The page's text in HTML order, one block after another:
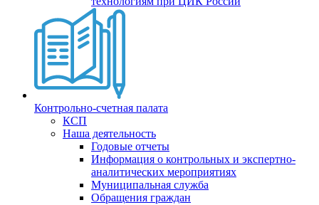
Контрольно-счетная палата
КСП
Наша деятельность
Годовые отчеты
Информация о контрольных и экспертно-
аналитических мероприятиях
Муниципальная служба
Обращения граждан